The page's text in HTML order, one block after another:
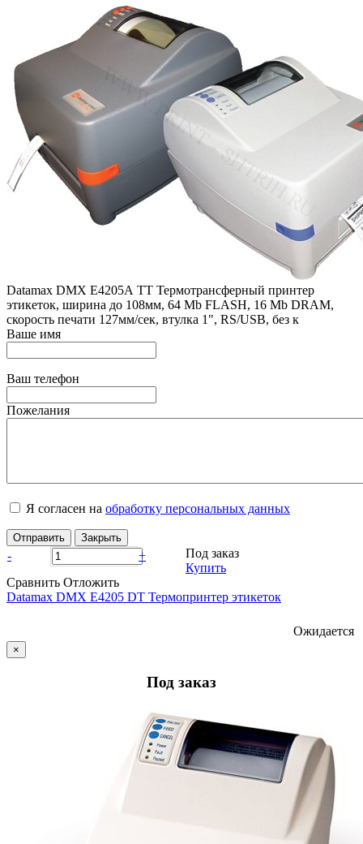
Datamax DMX E4205А TT Термотрансферный принтер
этикеток, ширина до 108мм, 64 Mb FLASH, 16 Mb DRAM,
скорость печати 127мм/сек, втулка 1", RS/USB, без к
Ваше имя
Ваш телефон
Пожелания
Я согласен на обработку персональных данных
Отправить Закрыть
- +
Под заказ
Купить
Сравнить Отложить
Datamax DMX E4205 DT Термопринтер этикеток
Ожидается
×
Под заказ